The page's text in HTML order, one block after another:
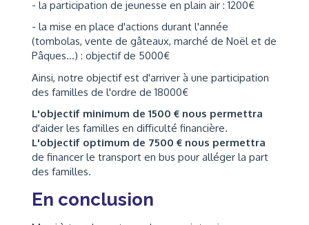
- la participation de jeunesse en plain air : 1200€
- la mise en place d'actions durant l'année
(tombolas, vente de gâteaux, marché de Noël et de
Pâques...) : objectif de 5000€
Ainsi, notre objectif est d'arriver à une participation
des familles de l'ordre de 18000€
L'objectif minimum de 1500 € nous permettra
d'aider les familles en difficulté financière.
L'objectif optimum de 7500 € nous permettra
de financer le transport en bus pour alléger la part
des familles.
En conclusion